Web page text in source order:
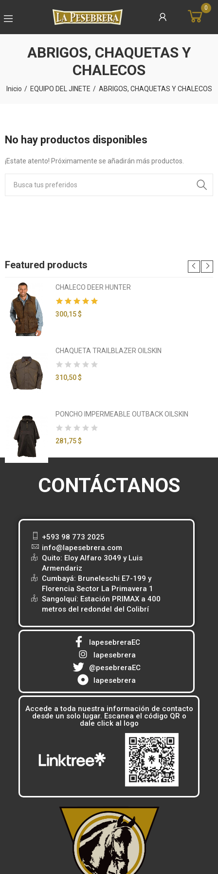
0
ABRIGOS, CHAQUETAS Y
CHALECOS
Inicio EQUIPO DEL JINETE ABRIGOS, CHAQUETAS Y CHALECOS
No hay productos disponibles
¡Estate atento! Próximamente se añadirán más productos.
Featured products
CHALECO DEER HUNTER
300,15 $
CHAQUETA TRAILBLAZER OILSKIN
310,50 $
PONCHO IMPERMEABLE OUTBACK OILSKIN
281,75 $
CONTÁCTANOS
+593 98 773 2025
info@lapesebrera.com
Quito: Eloy Alfaro 3049 y Luis
Armendariz
Cumbayá: Bruneleschi E7-199 y
Florencia Sector La Primavera 1
Sangolquí: Estación PRIMAX a 400
metros del redondel del Colibrí
lapesebreraEC
lapesebrera
@pesebreraEC
lapesebrera
Accede a toda nuestra información de contacto
desde un solo lugar. Escanea el código QR o
dale click al logo